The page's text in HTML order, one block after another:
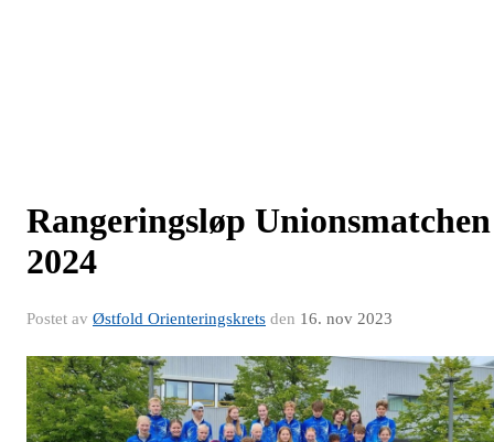
Rangeringsløp Unionsmatchen
2024
Postet av Østfold Orienteringskrets den 16. nov 2023